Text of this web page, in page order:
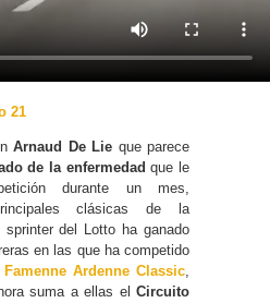
21
Arnaud De Lie que parece
de la enfermedad que le
durante un mes,
clásicas de la
del Lotto ha ganado
en las que ha competido
Famenne Ardenne Classic,
suma a ellas elCircuito